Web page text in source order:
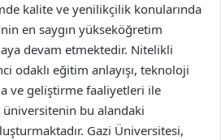
kalite ve yenilikçilik konularında
en saygın yükseköğretim
devam etmektedir. Nitelikli
odaklı eğitim anlayışı, teknoloji
ve geliştirme faaliyetleri ile
bu alandaki
Gazi Üniversitesi,